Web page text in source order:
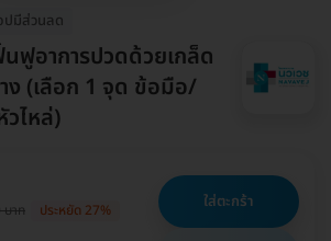
ปมีส่วนลด
ฟูอาการปวดด้วยเกล็ด
ง (เลือก 1 จุด ข้อมือ/
ไหล่)
าท ประหยัด 27% ใส่ตะกร้า